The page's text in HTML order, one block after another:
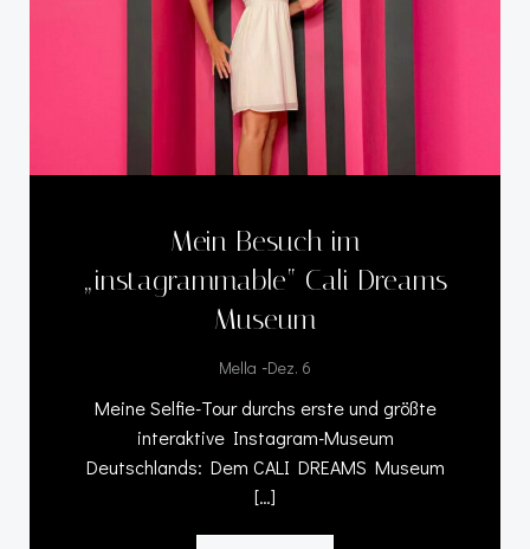
Mein Besuch im
„instagrammable“ Cali Dreams
Museum
Mella -Dez. 6
Meine Selfie-Tour durchs erste und größte
interaktive Instagram-Museum
Deutschlands: Dem CALI DREAMS Museum
[…]